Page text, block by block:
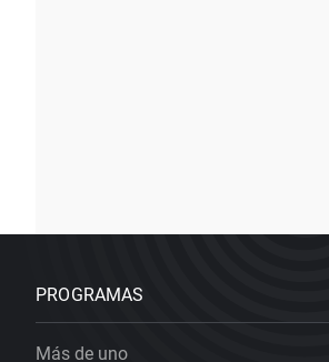
PROGRAMAS
Más de uno